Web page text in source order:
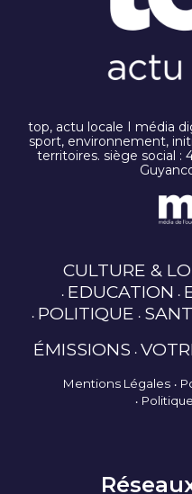
top, actu locale I média
sport, environnement,
territoires. siège social :
CULTURE &
EDUCATION
POLITIQUE
ÉMISSIONS
Mentions Légales